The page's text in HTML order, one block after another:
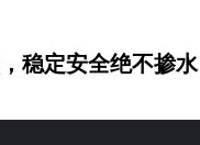
，稳定安全绝不掺